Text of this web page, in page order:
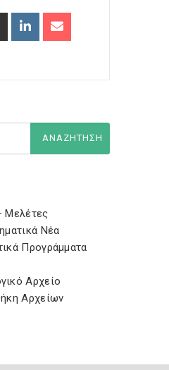
Μελέτες
Νέα
Προγράμματα
Αρχείο
Αρχείων